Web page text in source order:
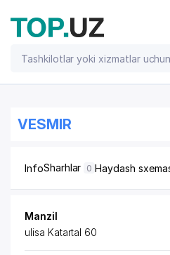
VESMIR
InfoSharhlar 0 Haydash
Manzil
ulisa Katartal 60